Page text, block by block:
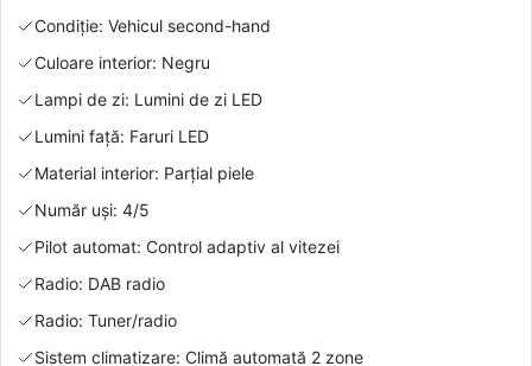
Condiție: Vehicul second-hand
Culoare interior: Negru
Lampi de zi: Lumini de zi LED
Lumini față: Faruri LED
Material interior: Parțial piele
Număr uși: 4/5
Pilot automat: Control adaptiv al vitezei
Radio: DAB radio
Radio: Tuner/radio
Sistem climatizare: Climă automată 2 zone